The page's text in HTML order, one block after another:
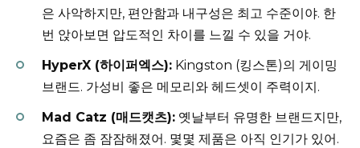
은 사악하지만, 편안함과 내구성은 최고 수준이야. 한
번 앉아보면 압도적인 차이를 느낄 수 있을 거야.
HyperX (하이퍼엑스): Kingston (킹스톤)의 게이밍
브랜드. 가성비 좋은 메모리와 헤드셋이 주력이지.
Mad Catz (매드캣츠): 옛날부터 유명한 브랜드지만,
요즘은 좀 잠잠해졌어. 몇몇 제품은 아직 인기가 있어.